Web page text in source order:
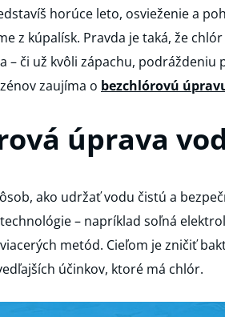
horúce leto, osvieženie a
z kúpalísk. Pravda je taká, že
– či už kvôli zápachu, podráždeniu
zaujíma o bezchlórovú
úprava
ako udržať vodu čistú a
– napríklad soľná
metód. Cieľom je zničiť
účinkov, ktoré má chlór.